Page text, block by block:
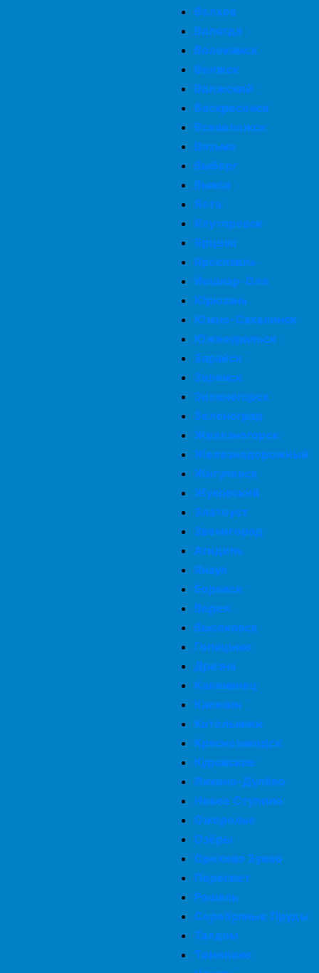
Волхов
Вологда
Волокамск
Волжск
Волжский
Воскресенск
Всеволожск
Вязьма
Выборг
Выкса
Ялта
Ялуторовск
Ярцево
Ярославль
Йошкар-Ола
Юрюзань
Южно-Сахалинск
Южноуральск
Зарайск
Заринск
Зеленогорск
Зеленоград
Железногорск
Железнодорожный
Жигулевск
Жуковский
Златоуст
Звенигород
Агидель
Янаул
Боровск
Верея
Высоковск
Голицыно
Дрезна
Калининец
Калязин
Котельники
Краснозаводск
Куровское
Ликино-Дулёво
Новое Ступино
Ожерелье
Озёры
Орехово Зуево
Пересвет
Рошаль
Серебряные Пруды
Талдом
Томилино